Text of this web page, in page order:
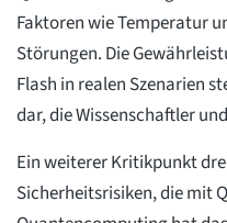
Faktoren wie Temperatur
Störungen. Die
Flash in realen Szenarien
dar, die Wissenschaftler
Ein weiterer Kritikpunkt
Sicherheitsrisiken, die mit